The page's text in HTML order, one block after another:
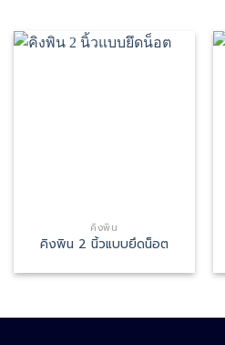
คิงพิน
คิงพิน 2 นิ้วแบบยึดน็อต